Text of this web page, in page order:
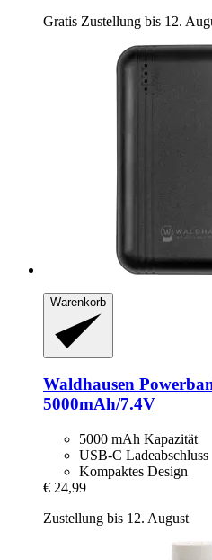
Gratis Zustellung bis 12.
Warenkorb
Waldhausen
5000mAh/7.4V
5000 mAh Kapazität
USB-C Ladeabschluss
Kompaktes Design
€ 24,99
Zustellung bis 12. August